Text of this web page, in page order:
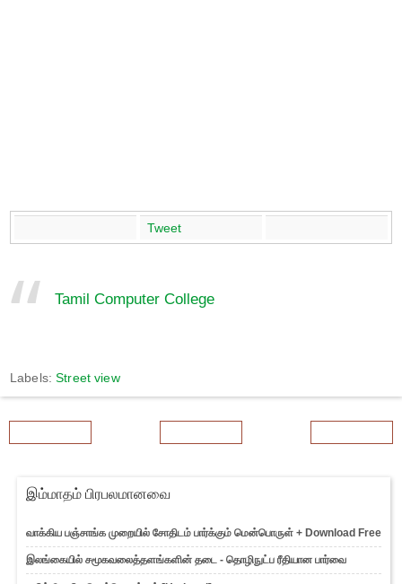
Tweet
Tamil Computer College
Labels:Street view
இம்மாதம் பிரபலமானவை
வாக்கிய பஞ்சாங்க முறையில் சோதிடம் பார்க்கும் மென்பொருள் + Download Free
இலங்கையில் சமூகவலைத்தளங்களின் தடை - தொழிநுட்ப ரீதியான பார்வை